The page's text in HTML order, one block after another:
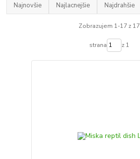
Najnovšie Najlacnejšie Najdrahšie
Zobrazujem 1-17 z 17
strana z 1